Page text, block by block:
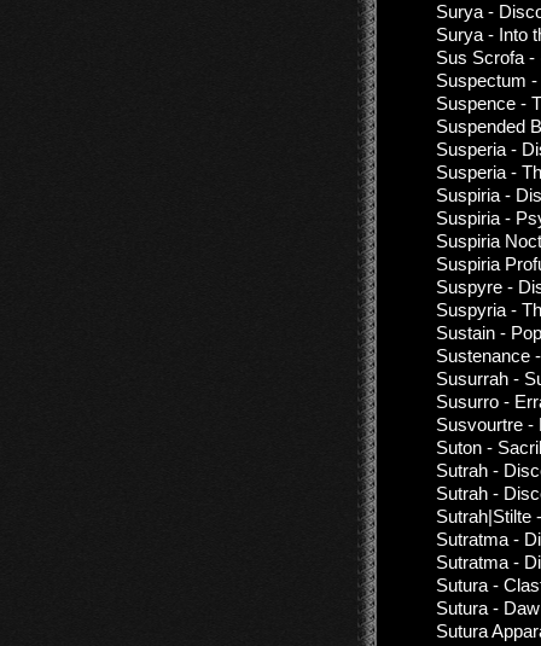
Surya -
Surya - Into
Sus Scrofa -
Suspectum
Suspence -
Suspended
Susperia -
Susperia -
Suspiria -
Suspiria -
Suspiria
Suspiria
Suspyre -
Suspyria -
Sustain -
Sustenance
Susurrah -
Susurro -
Susvourtre -
Suton -
Sutrah -
Sutrah -
Sutrah|Stilte
Sutratma -
Sutratma -
Sutura -
Sutura -
Sutura